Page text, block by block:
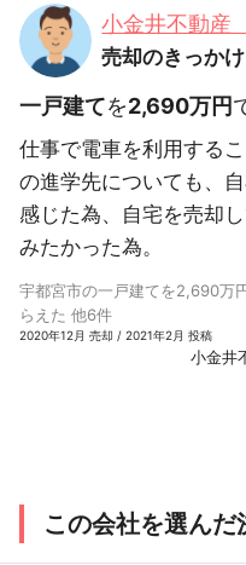
小金井不動
売却のきっか
一戸建てを2,690万円
仕事で電車を利用する
の進学先についても、
感じた為、自宅を売却
みたかった為。
宇都宮市の一戸建てを2,690万
らえた 他6件
2020年12月 売却 / 2021年2月 投稿
小金井
この会社を選んだ